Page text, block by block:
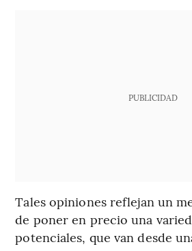
PUBLICIDAD
Tales opiniones reflejan un
de poner en precio una
potenciales, que van desde